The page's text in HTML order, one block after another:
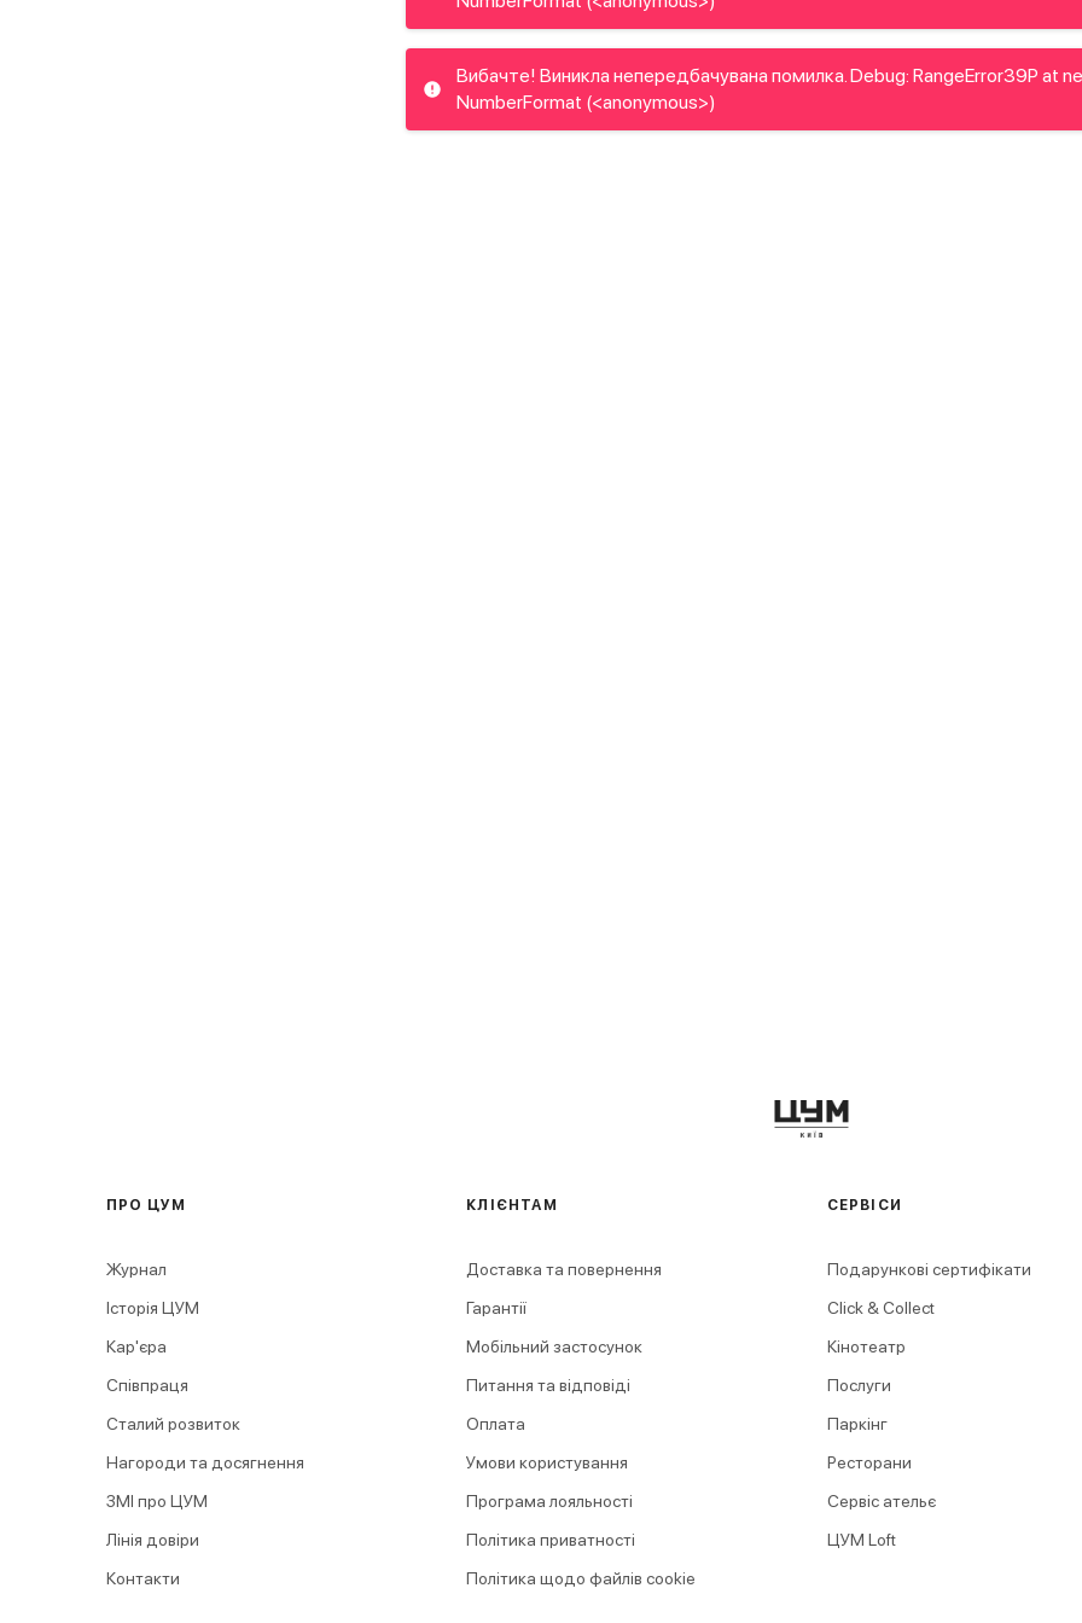
ПРО ЦУМ
Журнал
Історія ЦУМ
Кар'єра
Співпраця
Сталий розвиток
Нагороди та досягнення
ЗМІ про ЦУМ
Лінія довіри
Контакти
КЛІЄНТАМ
Доставка та повернення
Гарантії
Мобільний застосунок
Питання та відповіді
Оплата
Умови користування
Програма лояльності
Політика приватності
Політика щодо файлів cookie
СЕРВІСИ
Подарункові сертифікати
Click & Collect
Кінотеатр
Послуги
Паркінг
Ресторани
Сервіс ательє
ЦУМ Loft
Вибачте! Виникла непередбачувана помилка. Debug: RangeError39P at
NumberFormat (<anonymous>)